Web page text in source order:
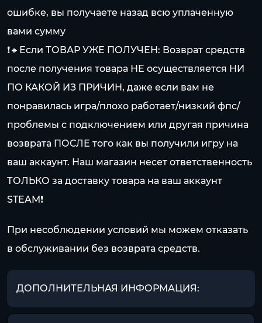
ошибке, вы получаете назад всю уплаченную
вами сумму
❗🔹Если ТОВАР УЖЕ ПОЛУЧЕН: Возврат средств
после получения товара НЕ осуществляется НИ
ПО КАКОЙ ИЗ ПРИЧИН, даже если вам не
понравилась игра/плохо работает/низкий фпс/
проблемы с подключением или другая причина
возврата ПОСЛЕ того как вы получили игру на
ваш аккаунт. Наш магазин несет ответственность
ТОЛЬКО за доставку товара на ваш аккаунт
STEAM❗
При несоблюдении условий мы можем отказать
в обслуживании без возврата средств.
ДОПОЛНИТЕЛЬНАЯ ИНФОРМАЦИЯ: